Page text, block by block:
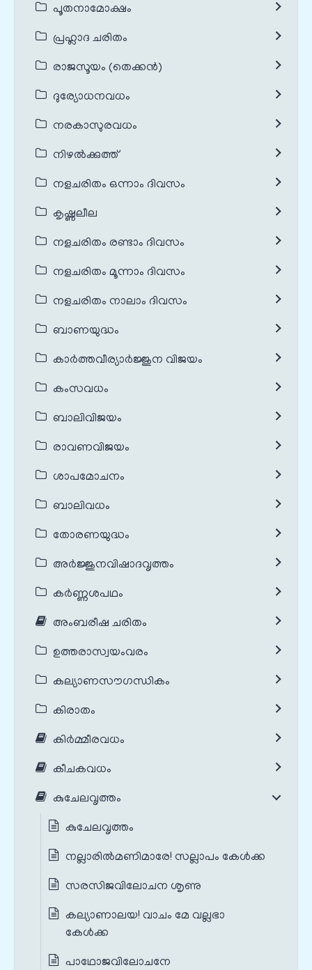
പൂതനാമോക്ഷം
പ്രഹ്ലാദ ചരിതം
രാജസൂയം (തെക്കൻ)
ദുര്യോധനവധം
നരകാസുരവധം
നിഴൽക്കുത്ത്
നളചരിതം ഒന്നാം ദിവസം
കൃഷ്ണലീല
നളചരിതം രണ്ടാം ദിവസം
നളചരിതം മൂന്നാം ദിവസം
നളചരിതം നാലാം ദിവസം
ബാണയുദ്ധം
കാർത്തവീര്യാർജ്ജുന വിജയം
കംസവധം
ബാലിവിജയം
രാവണവിജയം
ശാപമോചനം
ബാലിവധം
തോരണയുദ്ധം
അർജ്ജുനവിഷാദവൃത്തം
കർണ്ണശപഥം
അംബരീഷ ചരിതം
ഉത്തരാസ്വയംവരം
കല്യാണസൗഗന്ധികം
കിരാതം
കിർമ്മീരവധം
കീചകവധം
കുചേലവൃത്തം
കുചേലവൃത്തം
നല്ലാരിൽമണിമാരേ! സല്ലാപം കേൾക്ക
സരസിജവിലോചന ശൃണു
കല്യാണാലയ! വാചം മേ വല്ലഭാ
കേൾക്ക
പാഥോജവിലോചനേ